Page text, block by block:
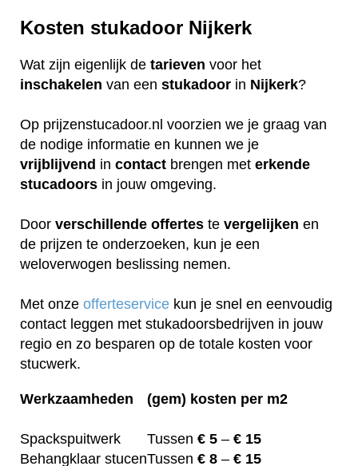
Kosten stukadoor Nijkerk
Wat zijn eigenlijk de tarieven voor het
inschakelen van een stukadoor in Nijkerk?
Op prijzenstucadoor.nl voorzien we je graag van
de nodige informatie en kunnen we je
vrijblijvend in contact brengen met erkende
stucadoors in jouw omgeving.
Door verschillende offertes te vergelijken en
de prijzen te onderzoeken, kun je een
weloverwogen beslissing nemen.
Met onze offerteservice kun je snel en eenvoudig
contact leggen met stukadoorsbedrijven in jouw
regio en zo besparen op de totale kosten voor
stucwerk.
Werkzaamheden (gem) kosten per m2
Spackspuitwerk Tussen € 5 – € 15
Behangklaar stucenTussen € 8 – € 15